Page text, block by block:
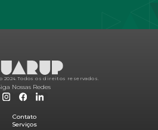
2024. Todos os direitos reservados.
Nossas Redes
Contato
Serviços